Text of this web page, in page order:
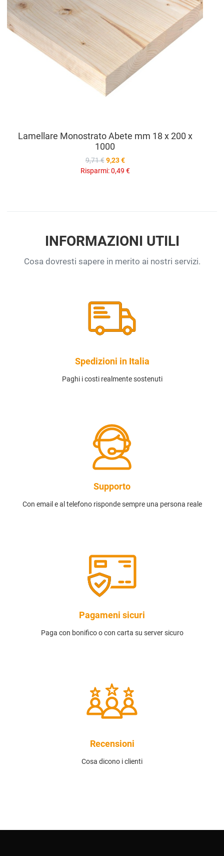
Lamellare Monostrato Abete mm 18 x 200 x
1000
9,71 € 9,23 €
Risparmi:0,49 €
INFORMAZIONI UTILI
Cosa dovresti sapere in merito ai nostri servizi.
Spedizioni in Italia
Paghi i costi realmente sostenuti
Supporto
Con email e al telefono risponde sempre una persona reale
Pagameni sicuri
Paga con bonifico o con carta su server sicuro
Recensioni
Cosa dicono i clienti